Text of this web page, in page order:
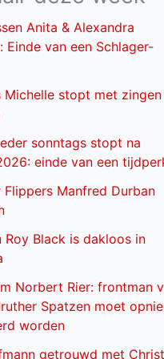
Anita & Alexandra
Einde van een Schlager-
Michelle stopt met zingen
sonntags stopt na
einde van een
Flippers Manfred Durban
Roy Black is dakloos in
Norbert Rier: frontman
Spatzen moet
worden
getrouwd met